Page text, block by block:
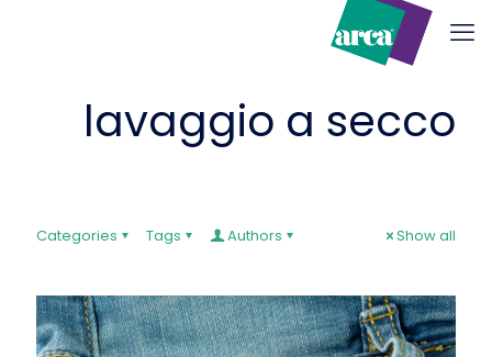
lavaggio a secco
Categories Tags Authors Show all